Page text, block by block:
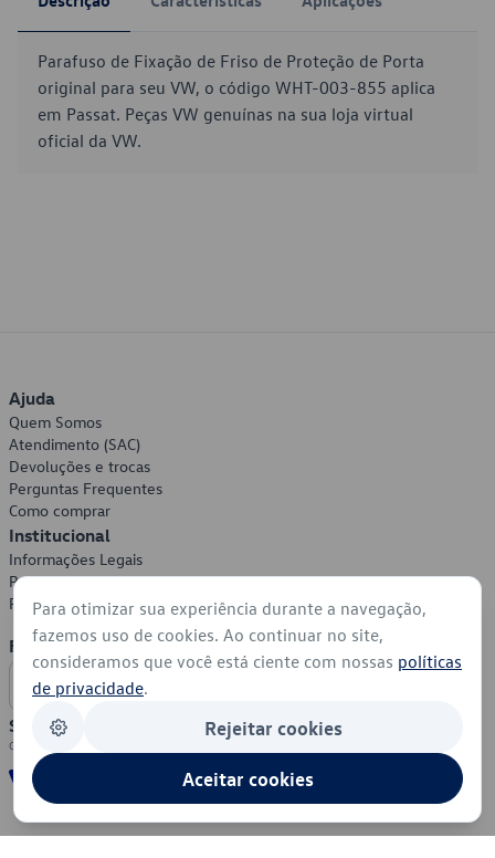
Parafuso de Fixação de Friso de Proteção de Porta
original para seu VW, o código WHT-003-855 aplica
em Passat. Peças VW genuínas na sua loja virtual
oficial da VW.
Ajuda
Quem Somos
Atendimento (SAC)
Devoluções e trocas
Perguntas Frequentes
Como comprar
Institucional
Informações Legais
Política de Privacidade
Política de Cookies
Formas de Pagamento
Segurança
Para otimizar sua experiência durante a navegação,
fazemos uso de cookies. Ao continuar no site,
consideramos que você está ciente com nossas políticas
de privacidade.
Rejeitar cookies
Aceitar cookies